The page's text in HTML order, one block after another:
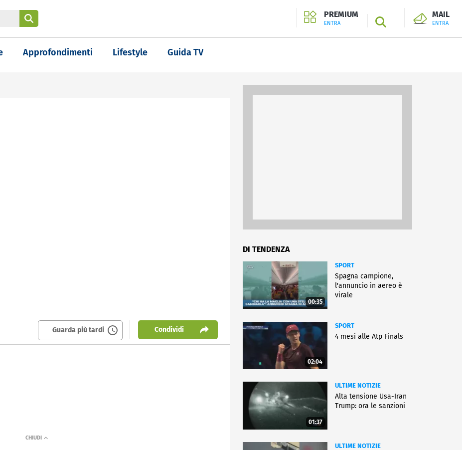
PREMIUM
ENTRA SEARCH
MAIL
ENTRA
Approfondimenti Lifestyle Guida TV
Guarda più tardi Condividi
DI TENDENZA
00:35
SPORT
Spagna campione,
l'annuncio in aereo è
virale
02:04
SPORT
4 mesi alle Atp Finals
01:37
ULTIME NOTIZIE
Alta tensione Usa-Iran
Trump: ora le sanzioni
ULTIME NOTIZIE